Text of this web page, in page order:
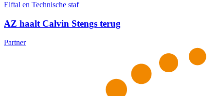
Elftal en Technische staf
AZ haalt Calvin Stengs terug
Partner